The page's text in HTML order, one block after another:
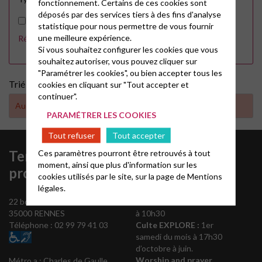
Afficher tous les évènements en France
Réinitialiser les filtres
APPLIQUER
Trié par :
Aucun résultat trouvé
Temple
protestant
22 boulevard de la Liberté
35000 RENNES
Téléphone : 02 99 79 41 03
Cultes au
temple
à 10h30
Culte EXPLORE : 1er
samedi du mois à 17h30
d’octobre à juin.
Worship and prayer
fonctionnement. Certains de ces cookies sont
déposés par des services tiers à des fins d'analyse
statistique pour nous permettre de vous fournir
une meilleure expérience.
Si vous souhaitez configurer les cookies que vous
souhaitez autoriser, vous pouvez cliquer sur
"Paramétrer les cookies", ou bien accepter tous les
cookies en cliquant sur "Tout accepter et
continuer".
PARAMÉTRER LES COOKIES
Tout refuser
Tout accepter
Ces paramètres pourront être retrouvés à tout
moment, ainsi que plus d'information sur les
cookies utilisés par le site, sur la page deMentions
légales.